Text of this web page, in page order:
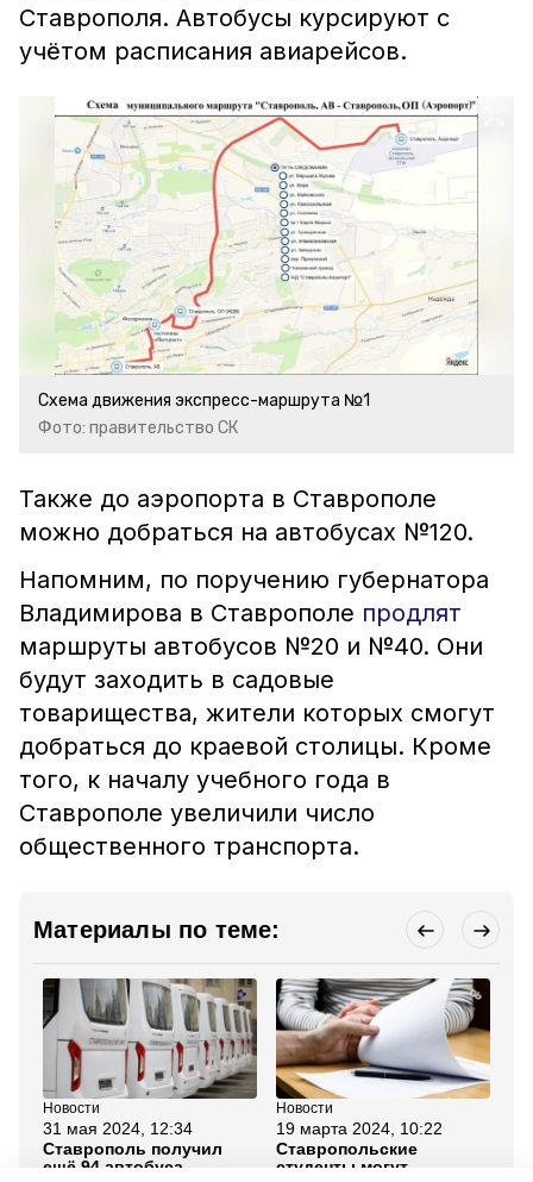
Ставрополя. Автобусы курсируют с
учётом расписания авиарейсов.
Схема движения экспресс-маршрута №1
Фото: правительство СК
Также до аэропорта в Ставрополе
можно добраться на автобусах №120.
Напомним, по поручению губернатора
Владимирова в Ставрополе продлят
маршруты автобусов №20 и №40. Они
будут заходить в садовые
товарищества, жители которых смогут
добраться до краевой столицы. Кроме
того, к началу учебного года в
Ставрополе увеличили число
общественного транспорта.
Материалы по теме:
Новости
31 мая 2024, 12:34
Ставрополь получил
ещё 94 автобуса
Новости
19 марта 2024, 10:22
Ставропольские
студенты могут